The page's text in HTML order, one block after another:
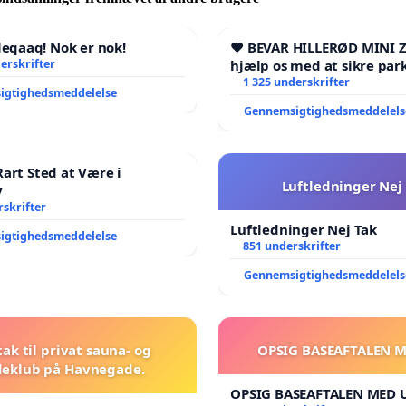
kommunalt-landbrug-skal-nedlaegges-i-sparerunde
og et rigt dyreliv, og det burde være en af
stolteste opgaver, at sikre borgerne og fremtidige
retten til at opleve og lære om deres nære natur.
Nok er nok!
❤️ BEVAR HILLERØD MINI
hjælp os med at sikre
fremtid ❤️
1 325 underskrifter
Sted at Være i
Luftledninger Nej
Luftledninger Nej Tak
851 underskrifter
til privat sauna- og
på Havnegade.
OPSIG BASEAFTALEN
OPSIG BASEAFTALEN MED